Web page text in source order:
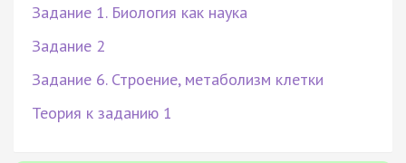
Задание 1. Биология как наука
Задание 2
Задание 6. Строение, метаболизм клетки
Теория к заданию 1